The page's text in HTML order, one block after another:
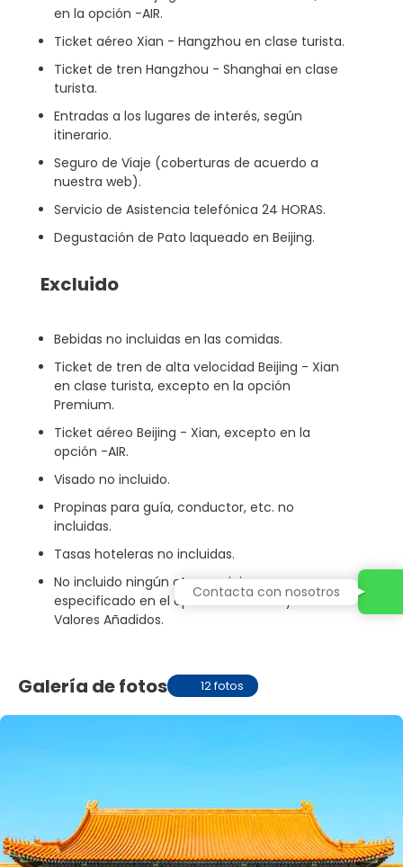
en la opción -AIR.
Ticket aéreo Xian - Hangzhou en clase turista.
Ticket de tren Hangzhou - Shanghai en clase
turista.
Entradas a los lugares de interés, según
itinerario.
Seguro de Viaje (coberturas de acuerdo a
nuestra web).
Servicio de Asistencia telefónica 24 HORAS.
Degustación de Pato laqueado en Beijing.
Excluido
Bebidas no incluidas en las comidas.
Ticket de tren de alta velocidad Beijing - Xian
en clase turista, excepto en la opción
Premium.
Ticket aéreo Beijing - Xian, excepto en la
opción -AIR.
Visado no incluido.
Propinas para guía, conductor, etc. no
incluidas.
Tasas hoteleras no incluidas.
No incluido ningún otro servicio no
especificado en el apartado de Incluye o
Valores Añadidos.
Galería de fotos 12 fotos
Contacta con nosotros